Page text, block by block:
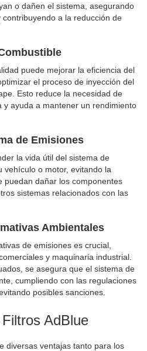
o dañen el sistema, asegurando
a la reducción de
puede mejorar la eficiencia del
el proceso de inyección del
Esto reduce la necesidad de
y ayuda a mantener un rendimiento
de Emisiones
la vida útil del sistema de
vehículo o motor, evitando la
puedan dañar los componentes
sistemas relacionados con las
Ambientales
de emisiones es crucial,
y maquinaria industrial.
se asegura que el sistema de
cumpliendo con las regulaciones
posibles sanciones.
AdBlue
diversas ventajas tanto para los